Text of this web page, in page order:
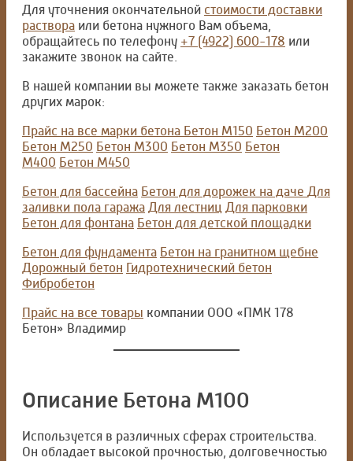
Для уточнения окончательной стоимости доставки
раствора или бетона нужного Вам объема,
обращайтесь по телефону +7 (4922) 600-178 или
закажите звонок на сайте.
В нашей компании вы можете также заказать бетон
других марок:
Прайс на все марки бетона Бетон М150 Бетон М200
Бетон М250 Бетон М300 Бетон М350 Бетон
М400 Бетон М450
Бетон для бассейна Бетон для дорожек на даче Для
заливки пола гаража Для лестниц Для парковки
Бетон для фонтана Бетон для детской площадки
Бетон для фундамента Бетон на гранитном щебне
Дорожный бетон Гидротехнический бетон
Фибробетон
Прайс на все товары компании ООО «ПМК 178
Бетон» Владимир
Описание Бетона М100
Используется в различных сферах строительства.
Он обладает высокой прочностью, долговечностью